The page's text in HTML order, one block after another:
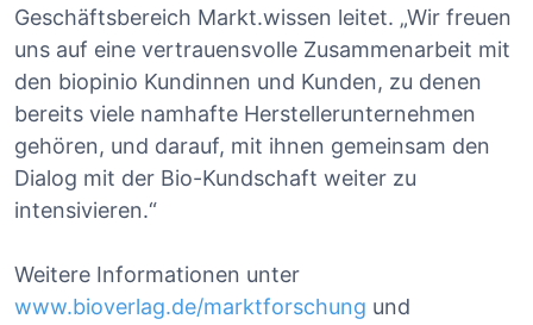
Geschäftsbereich Markt.wissen leitet. „Wir freuen
uns auf eine vertrauensvolle Zusammenarbeit mit
den biopinio Kundinnen und Kunden, zu denen
bereits viele namhafte Herstellerunternehmen
gehören, und darauf, mit ihnen gemeinsam den
Dialog mit der Bio-Kundschaft weiter zu
intensivieren.“
Weitere Informationen unter
www.bioverlag.de/marktforschung und